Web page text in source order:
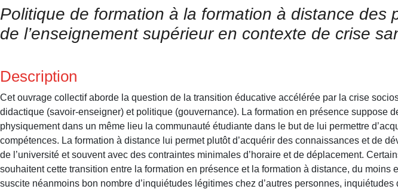
Politique de formation à la formation à distance des
de l’enseignement supérieur en contexte de crise
Description
Cet ouvrage collectif aborde la question de la transition éducative accélérée par la crise
didactique (savoir-enseigner) et politique (gouvernance). La formation en présence suppose
physiquement dans un même lieu la communauté étudiante dans le but de lui permettre
compétences. La formation à distance lui permet plutôt d’acquérir des connaissances et de
de l’université et souvent avec des contraintes minimales d’horaire et de déplacement.
souhaitent cette transition entre la formation en présence et la formation à distance, du moins
suscite néanmoins bon nombre d’inquiétudes légitimes chez d’autres personnes,